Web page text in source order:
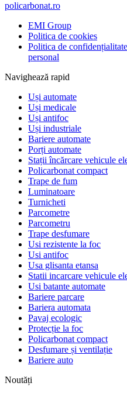
policarbonat.ro
EMI Group
Politica de cookies
Politica de
personal
Navighează rapid
Uși automate
Uși medicale
Uși antifoc
Uși industriale
Bariere automate
Porți automate
Stații încărcare vehicule
Policarbonat compact
Trape de fum
Luminatoare
Turnicheti
Parcometre
Parcometru
Trape desfumare
Usi rezistente la foc
Usi antifoc
Usa glisanta etansa
Statii incarcare vehicule
Usi batante automate
Bariere parcare
Bariera automata
Pavaj ecologic
Protecție la foc
Policarbonat compact
Desfumare și ventilație
Bariere auto
Noutăți